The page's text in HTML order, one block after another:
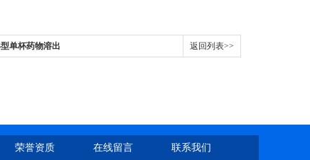
单杯药物溶出 返回列表>>
荣誉资质 在线留言 联系我们